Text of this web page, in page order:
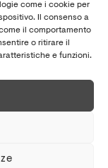
come i cookie per
Il consenso a
il comportamento
o ritirare il
e funzioni.